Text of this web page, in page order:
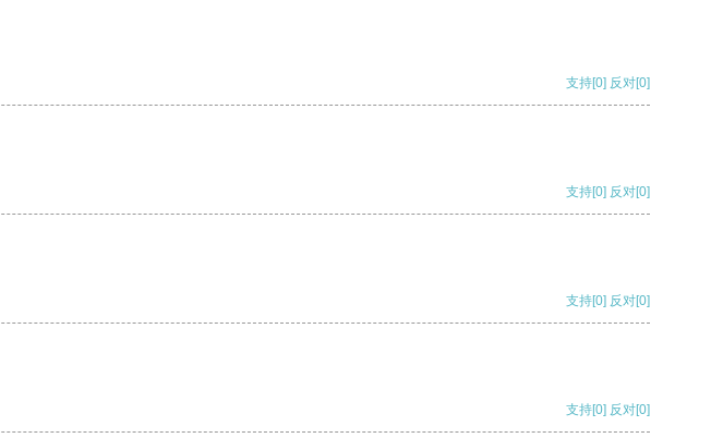
支持[0] 反对[0]
支持[0] 反对[0]
支持[0] 反对[0]
支持[0] 反对[0]